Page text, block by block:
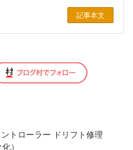
記事本文
トローラー ドリフト修理
）